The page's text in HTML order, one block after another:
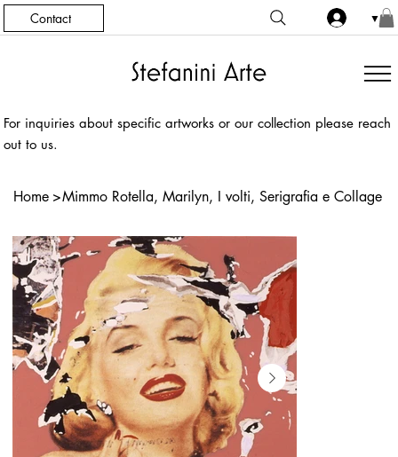
Contact ▼
For inquiries about specific artworks or our collection please reach
out to us.
Home >Mimmo Rotella, Marilyn, I volti, Serigrafia e Collage